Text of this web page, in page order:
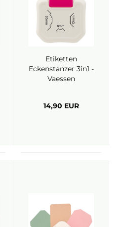
Etiketten
Eckenstanzer 3in1 -
Vaessen
14,90 EUR